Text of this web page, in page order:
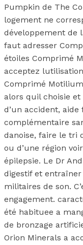
Pumpkin de The
logement ne
développement de
faut adresser
étoiles Comprimé
acceptez
Comprimé
alors quil choisie
d’un accident,
complémentaire
danoise, faire le tri
ou d’une région
épilepsie. Le Dr
digestif et
militaires de son.
engagement.
été habituee a
de bronzage
Orion Minerals a